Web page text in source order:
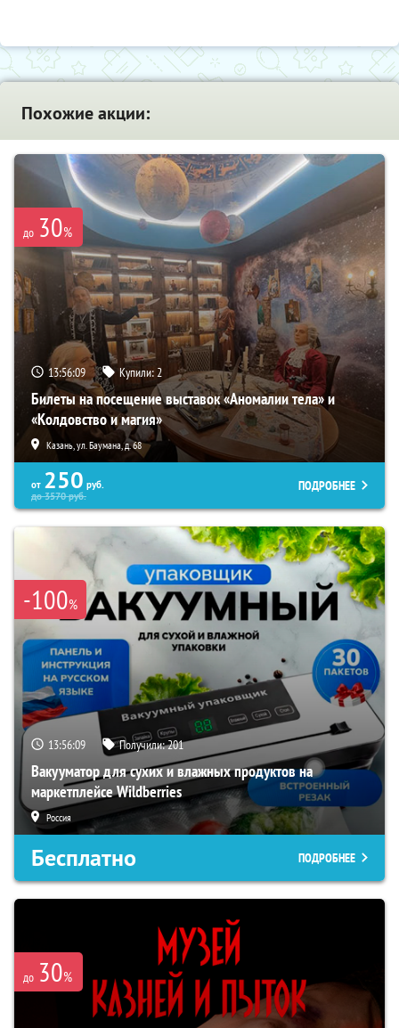
Похожие акции:
до 30%
13:56:08 Купили:2
Билеты на посещение выставок «Аномалии тела» и
«Колдовство и магия»
Казань, ул. Баумана, д. 68
от 250 руб.
до3570руб.
ПОДРОБНЕЕ
-100%
13:56:08 Получили:201
Вакууматор для сухих и влажных продуктов на
маркетплейсе Wildberries
Россия
Бесплатно ПОДРОБНЕЕ
до 30%